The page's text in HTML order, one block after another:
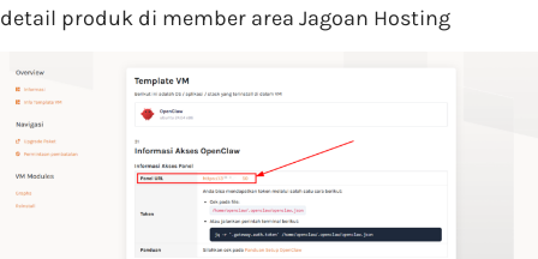
detail produk di member area Jagoan Hosting